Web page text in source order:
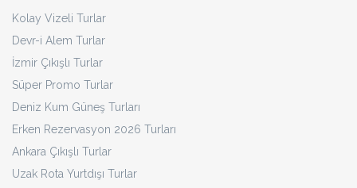
Kolay Vizeli Turlar
Devr-i Alem Turlar
İzmir Çıkışlı Turlar
Süper Promo Turlar
Deniz Kum Güneş Turları
Erken Rezervasyon 2026 Turları
Ankara Çıkışlı Turlar
Uzak Rota Yurtdışı Turlar